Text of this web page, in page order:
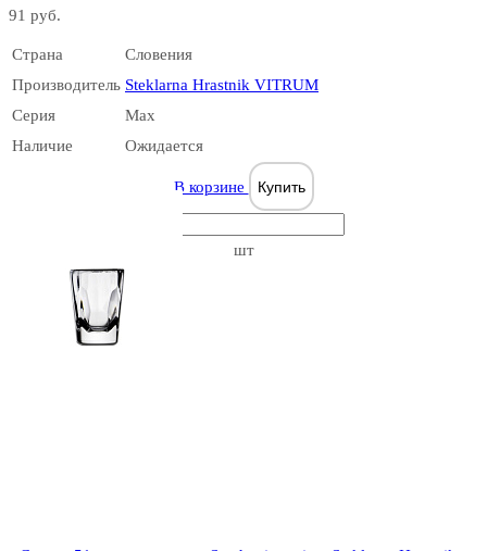
91 руб.
Страна
Словения
Производитель Steklarna Hrastnik VITRUM
Серия
Max
Наличие
Ожидается
В корзине Купить
шт